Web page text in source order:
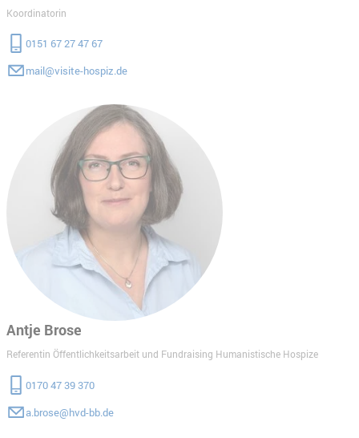
Koordinatorin
0151 67 27 47 67
mail@visite-hospiz.de
Antje Brose
Referentin Öffentlichkeitsarbeit und Fundraising Humanistische Hospize
0170 47 39 370
a.brose@hvd-bb.de